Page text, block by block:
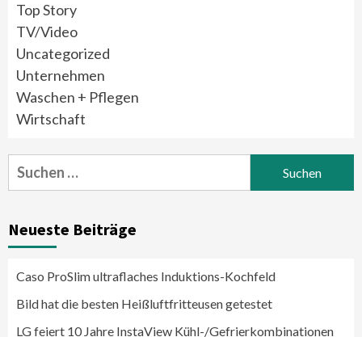
Top Story
TV/Video
Uncategorized
Unternehmen
Waschen + Pflegen
Wirtschaft
Suchen
nach:
Neueste Beiträge
Caso ProSlim ultraflaches Induktions-Kochfeld
Bild hat die besten Heißluftfritteusen getestet
LG feiert 10 Jahre InstaView Kühl-/Gefrierkombinationen